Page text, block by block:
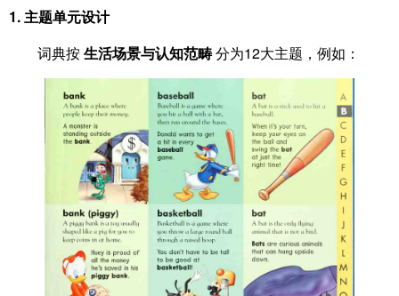
1. 主题单元设计
词典按生活场景与认知范畴分为12大主题，例如：